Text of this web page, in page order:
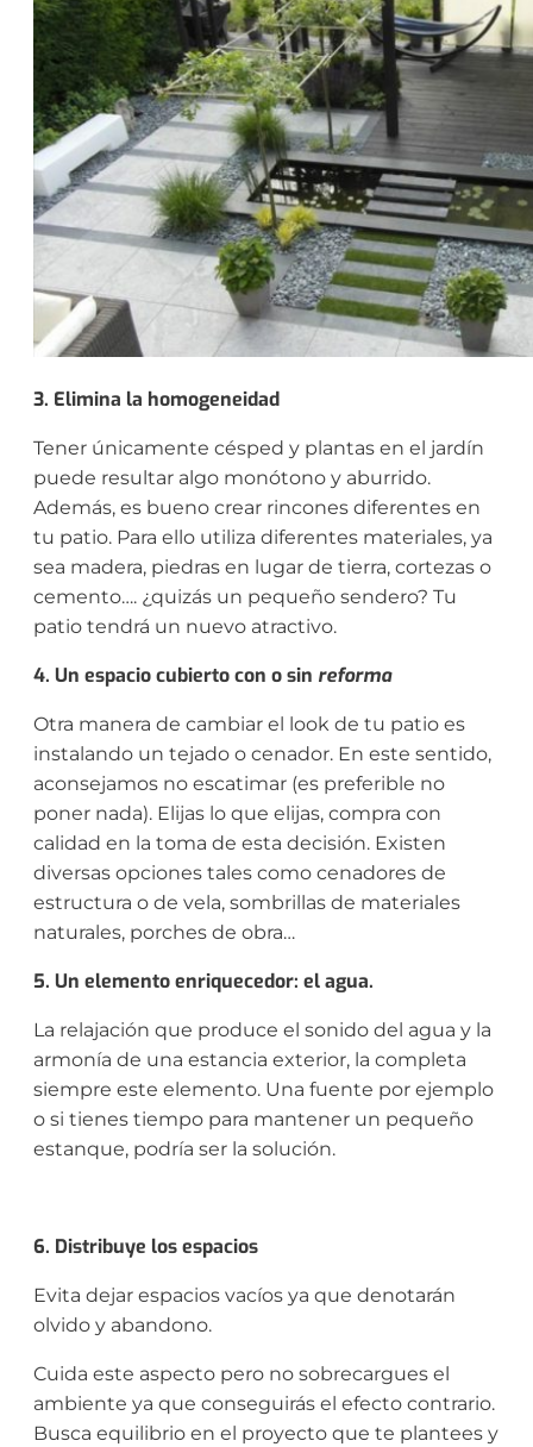
3. Elimina la homogeneidad
Tener únicamente césped y plantas en el jardín
puede resultar algo monótono y aburrido.
Además, es bueno crear rincones diferentes en
tu patio. Para ello utiliza diferentes materiales, ya
sea madera, piedras en lugar de tierra, cortezas o
cemento…. ¿quizás un pequeño sendero? Tu
patio tendrá un nuevo atractivo.
4. Un espacio cubierto con o sin reforma
Otra manera de cambiar el look de tu patio es
instalando un tejado o cenador. En este sentido,
aconsejamos no escatimar (es preferible no
poner nada). Elijas lo que elijas, compra con
calidad en la toma de esta decisión. Existen
diversas opciones tales como cenadores de
estructura o de vela, sombrillas de materiales
naturales, porches de obra…
5. Un elemento enriquecedor: el agua.
La relajación que produce el sonido del agua y la
armonía de una estancia exterior, la completa
siempre este elemento. Una fuente por ejemplo
o si tienes tiempo para mantener un pequeño
estanque, podría ser la solución.
6. Distribuye los espacios
Evita dejar espacios vacíos ya que denotarán
olvido y abandono.
Cuida este aspecto pero no sobrecargues el
ambiente ya que conseguirás el efecto contrario.
Busca equilibrio en el proyecto que te plantees y